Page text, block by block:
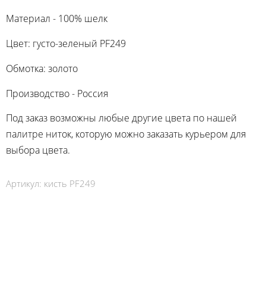
Материал - 100% шелк
Цвет: густо-зеленый PF249
Обмотка: золото
Производство - Россия
Под заказ возможны любые другие цвета по нашей
палитре ниток, которую можно заказать курьером для
выбора цвета.
Артикул: кисть PF249